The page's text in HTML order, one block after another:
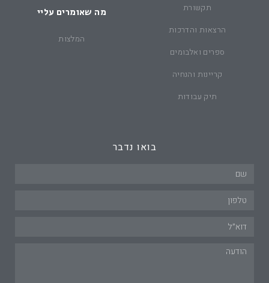
תקשורת
הרצאות והדרכות
ספרים ואלבומים
קריינות והנחיה
תיק עבודות
מה שאומרים עליי
המלצות
בואו נדבר